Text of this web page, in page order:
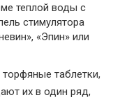
теплой воды с
стимулятора
«Эпин» или
таблетки,
их в один ряд,